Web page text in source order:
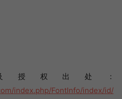
授权出处：
index.php/FontInfo/index/id/